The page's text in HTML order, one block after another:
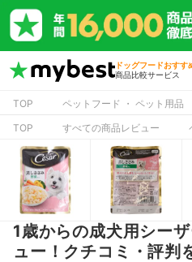
ドッグフードおすす
商品比較サービス
TOP ペットフード ・ ペット用品
TOP
すべての商品レビュー
1歳からの成犬用シー
ュー！クチコミ・評判